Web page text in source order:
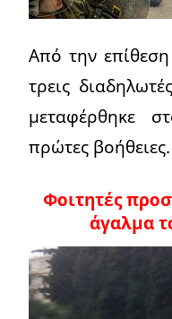
Από την
τρεις
μεταφέρθηκε
πρώτες βοήθειες.
Φοιτητές
άγαλμα